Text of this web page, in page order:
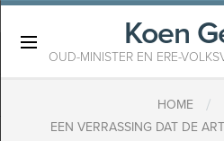
Koen
OUD-MINISTER EN ERE-
HOME /
EEN VERRASSING DAT DE